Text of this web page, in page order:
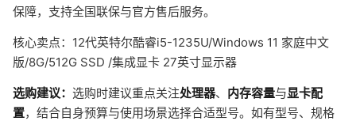
保障，支持全国联保与官方售后服务。
核心卖点：12代英特尔酷睿i5-1235U/Windows 11 家庭中文
版/8G/512G SSD /集成显卡 27英寸显示器
选购建议： 选购时建议重点关注处理器、 内存容量与显卡配
置，结合自身预算与使用场景选择合适型号。如有型号、规格